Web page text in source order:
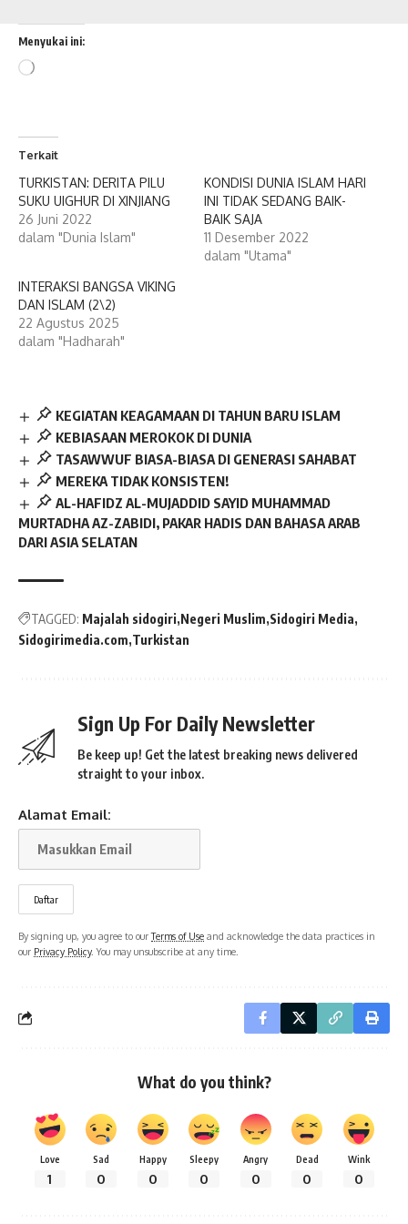
Menyukai ini:
Memuat...
Terkait
TURKISTAN: DERITA PILU
SUKU UIGHUR DI XINJIANG
26 Juni 2022
dalam "Dunia Islam"
KONDISI DUNIA ISLAM HARI
INI TIDAK SEDANG BAIK-
BAIK SAJA
11 Desember 2022
dalam "Utama"
INTERAKSI BANGSA VIKING
DAN ISLAM (2\2)
22 Agustus 2025
dalam "Hadharah"
KEGIATAN KEAGAMAAN DI TAHUN BARU ISLAM
KEBIASAAN MEROKOK DI DUNIA
TASAWWUF BIASA-BIASA DI GENERASI SAHABAT
MEREKA TIDAK KONSISTEN!
AL-HAFIDZ AL-MUJADDID SAYID MUHAMMAD
MURTADHA AZ-ZABIDI, PAKAR HADIS DAN BAHASA ARAB
DARI ASIA SELATAN
TAGGED: Majalah sidogiri Negeri Muslim Sidogiri Media
Sidogirimedia.com Turkistan
Sign Up For Daily Newsletter
Be keep up! Get the latest breaking news delivered
straight to your inbox.
Alamat Email:
By signing up, you agree to ourTerms of Use and acknowledge the data practices in
our Privacy Policy. You may unsubscribe at any time.
What do you think?
Love
1
Sad
0
Happy
0
Sleepy
0
Angry
0
Dead
0
Wink
0